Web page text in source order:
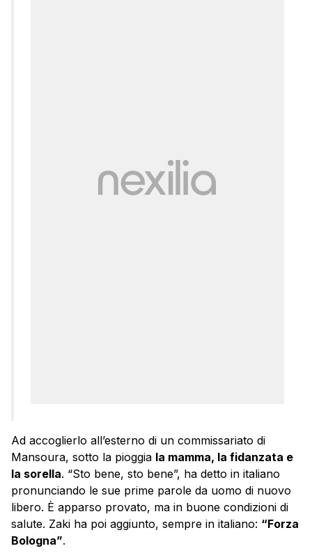
Ad accoglierlo all’esterno di un commissariato di
Mansoura, sotto la pioggia la mamma, la fidanzata e
la sorella. “Sto bene, sto bene”, ha detto in italiano
pronunciando le sue prime parole da uomo di nuovo
libero. È apparso provato, ma in buone condizioni di
salute. Zaki ha poi aggiunto, sempre in italiano: “Forza
Bologna”.